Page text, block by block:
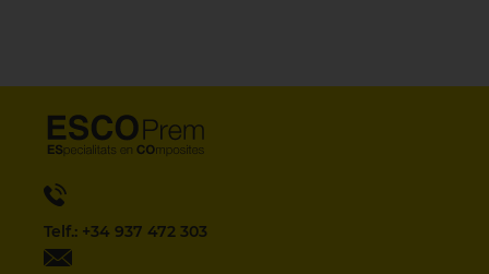
Telf.: +34 937 472 303